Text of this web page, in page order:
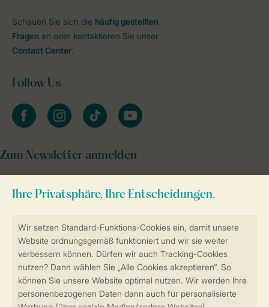
Sicher und schnell zur Online-Buchung
Sichere Datenübertragung
Sicheres Bezahlen
Schauen Sie sich die häufig gestellten
Fragen an oder kontaktieren Sie unser
Contact Center.
Follow Us
facebookinstagramtiktok youtube
Zum Newsletter anmelden